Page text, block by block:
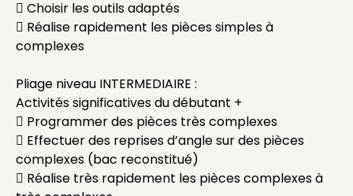
 Choisir les outils adaptés
 Réalise rapidement les pièces simples à
complexes
Pliage niveau INTERMEDIAIRE :
Activités significatives du débutant +
 Programmer des pièces très complexes
 Effectuer des reprises d’angle sur des pièces
complexes (bac reconstitué)
 Réalise très rapidement les pièces complexes à